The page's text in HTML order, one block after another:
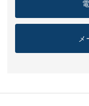
メ